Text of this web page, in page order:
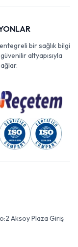
bir sağlık bilgi
altyapısıyla
Aksoy Plaza Giriş